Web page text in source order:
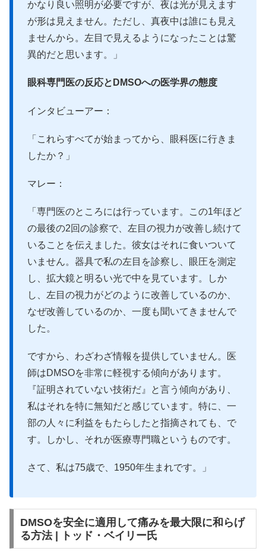
かなり良い照明が必要ですが、夜は光が見えます
が形は見えません。ただし、真夜中は誰にも見え
ませんから。左目で見えるようになったことは驚
異的だと思います。」
眼科専門医の反応とDMSOへの医学界の態度
インタビューアー：
「これらすべてが始まってから、眼科医に行きま
したか？」
マレー：
「専門医のところには行っています。この1年ほど
の最後の2回の診察で、左目の視力が改善し続けて
いることを伝えました。彼女はそれに食いついて
いません。器具で私の左目を診察し、眼圧を測定
し、拡大鏡と明るい光で中を見ています。しか
し、左目の視力がどのように改善しているのか、
なぜ改善しているのか、一度も聞いてきませんで
した。
ですから、わざわざ情報を提供していません。医
師はDMSOを非常に軽視する傾向があります。
『証明されていない技術だ』と言う傾向があり、
私はそれを特に無知だと感じています。特に、一
部の人々に利益をもたらしたと指摘されても、で
す。しかし、それが医療専門職というものです。
さて、私は75歳で、1950年生まれです。」
DMSOを安全に適用して痛みを最大限に和らげ
る方法 | トッド・ベイリー氏